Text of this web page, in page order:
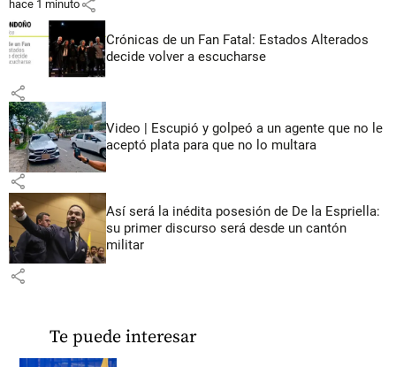
hace 1 minuto
Crónicas de un Fan Fatal: Estados Alterados
decide volver a escucharse
share
Video | Escupió y golpeó a un agente que no le
aceptó plata para que no lo multara
share
Así será la inédita posesión de De la Espriella:
su primer discurso será desde un cantón
militar
share
Te puede interesar